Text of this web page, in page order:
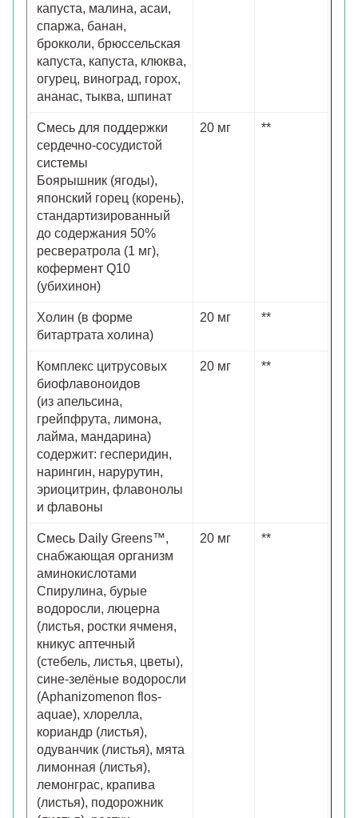
капуста, малина, асаи,
спаржа, банан,
брокколи, брюссельская
капуста, капуста, клюква,
огурец, виноград, горох,
ананас, тыква, шпинат
Смесь для поддержки
сердечно-сосудистой
системы
Боярышник (ягоды),
японский горец (корень),
стандартизированный
до содержания 50%
ресвератрола (1 мг),
кофермент Q10
(убихинон)
20 мг **
Холин (в форме
битартрата холина)
20 мг **
Комплекс цитрусовых
биофлавоноидов
(из апельсина,
грейпфрута, лимона,
лайма, мандарина)
содержит: гесперидин,
нарингин, нарурутин,
эриоцитрин, флавонолы
и флавоны
20 мг **
Смесь Daily Greens™,
снабжающая организм
аминокислотами
Спирулина, бурые
водоросли, люцерна
(листья, ростки ячменя,
кникус аптечный
(стебель, листья, цветы),
сине-зелёные водоросли
(Aphanizomenon flos-
aquae), хлорелла,
кориандр (листья),
одуванчик (листья), мята
лимонная (листья),
лемонграс, крапива
(листья), подорожник
20 мг **